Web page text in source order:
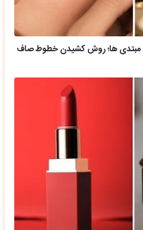
مبتدی ها؛ روش کشیدن خطوط صاف